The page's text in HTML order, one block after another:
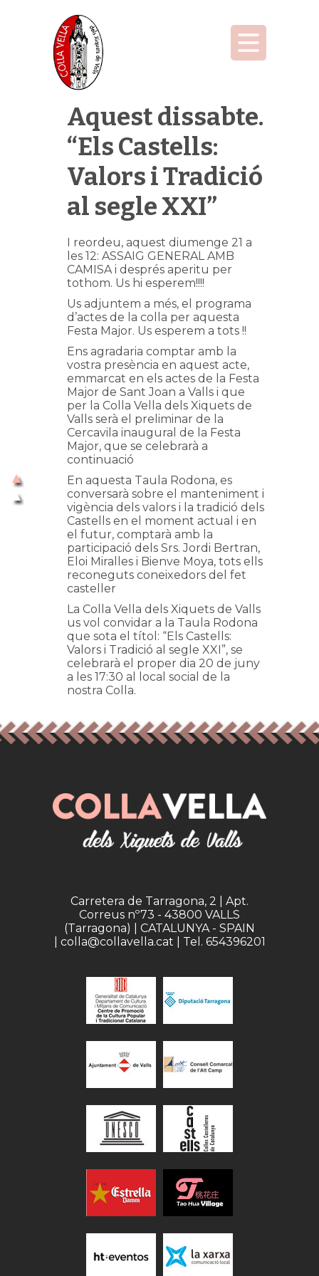
Aquest dissabte.
“Els Castells:
Valors i Tradició
al segle XXI”
I reordeu, aquest diumenge 21 a
les 12: ASSAIG GENERAL AMB
CAMISA i després aperitu per
tothom. Us hi esperem!!!!
Us adjuntem a més, el programa
d’actes de la colla per aquesta
Festa Major. Us esperem a tots !!
Ens agradaria comptar amb la
vostra presència en aquest acte,
emmarcat en els actes de la Festa
Major de Sant Joan a Valls i que
per la Colla Vella dels Xiquets de
Valls serà el preliminar de la
Cercavila inaugural de la Festa
Major, que se celebrarà a
continuació
En aquesta Taula Rodona, es
conversarà sobre el manteniment i
vigència dels valors i la tradició dels
Castells en el moment actual i en
el futur, comptarà amb la
participació dels Srs. Jordi Bertran,
Eloi Miralles i Bienve Moya, tots ells
reconeguts coneixedors del fet
casteller
La Colla Vella dels Xiquets de Valls
us vol convidar a la Taula Rodona
que sota el títol: “Els Castells:
Valors i Tradició al segle XXI”, se
celebrarà el proper dia 20 de juny
a les 17:30 al local social de la
nostra Colla.
Carretera de Tarragona, 2 | Apt.
Correus nº73 - 43800 VALLS
(Tarragona) | CATALUNYA - SPAIN
| colla@collavella.cat | Tel. 654396201